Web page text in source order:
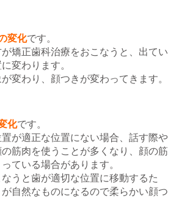
変化です。
矯正歯科治療をおこなうと、出てい
変わります。
変わり、顔つきが変わってきます。
化です。
が適正な位置にない場合、話す際や
筋肉を使うことが多くなり、顔の筋
ている場合があります。
うと歯が適切な位置に移動するた
自然なものになるので柔らかい顔つ